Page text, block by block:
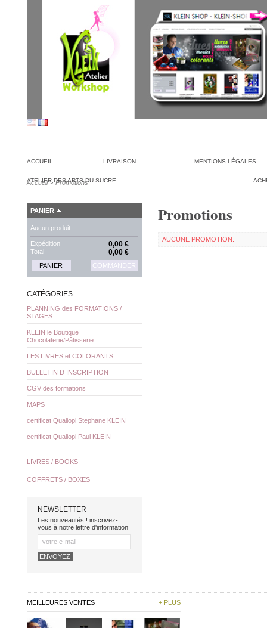
ACCUEIL LIVRAISON MENTIONS LÉGALES
ATELIER DES ARTS DU SUCRE
Accueil > Promotions
Promotions
AUCUNE PROMOTION.
PANIER
Aucun produit
Expédition 0,00 €
Total 0,00 €
PANIER COMMANDER
CATÉGORIES
PLANNING des FORMATIONS /
STAGES
KLEIN le Boutique
Chocolaterie/Pâtisserie
LES LIVRES et COLORANTS
BULLETIN D INSCRIPTION
CGV des formations
MAPS
certificat Qualiopi Stephane KLEIN
certificat Qualiopi Paul KLEIN
LIVRES / BOOKS
COFFRETS / BOXES
NEWSLETTER
Les nouveautés ! inscrivez-
vous à notre lettre d'information
MEILLEURES VENTES + PLUS